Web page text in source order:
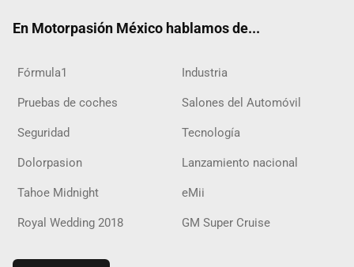
En Motorpasión México hablamos de...
Fórmula1 Industria
Pruebas de coches Salones del Automóvil
Seguridad Tecnología
Dolorpasion Lanzamiento nacional
Tahoe Midnight eMii
Royal Wedding 2018 GM Super Cruise